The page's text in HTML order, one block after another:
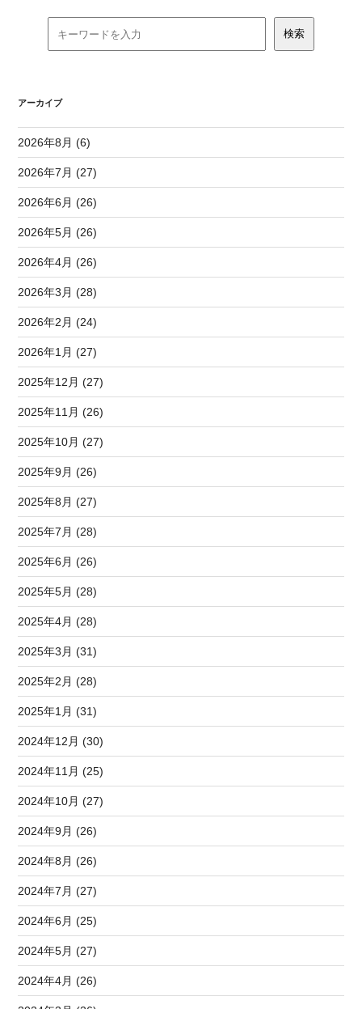
アーカイブ
2026年8月 (6)
2026年7月 (27)
2026年6月 (26)
2026年5月 (26)
2026年4月 (26)
2026年3月 (28)
2026年2月 (24)
2026年1月 (27)
2025年12月 (27)
2025年11月 (26)
2025年10月 (27)
2025年9月 (26)
2025年8月 (27)
2025年7月 (28)
2025年6月 (26)
2025年5月 (28)
2025年4月 (28)
2025年3月 (31)
2025年2月 (28)
2025年1月 (31)
2024年12月 (30)
2024年11月 (25)
2024年10月 (27)
2024年9月 (26)
2024年8月 (26)
2024年7月 (27)
2024年6月 (25)
2024年5月 (27)
2024年4月 (26)